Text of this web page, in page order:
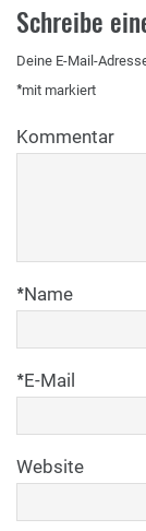
Schreibe
Deine E-Mail-
mit
* markiert
Kommentar
Name
*
E-Mail
*
Website